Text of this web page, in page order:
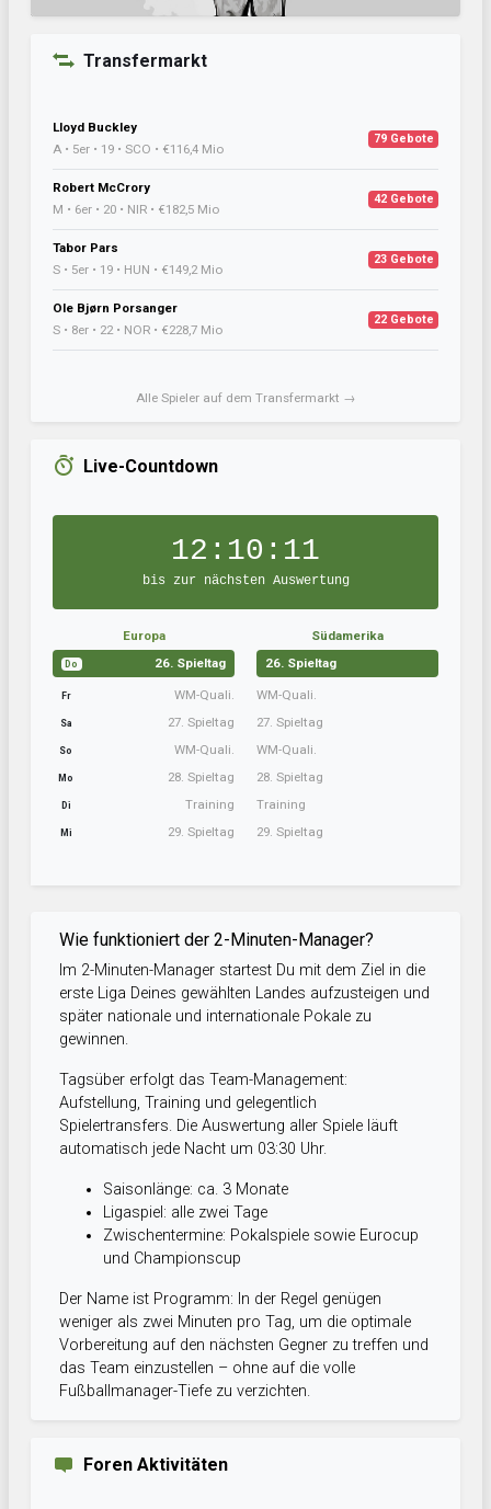
Transfermarkt
Lloyd Buckley
A • 5er • 19 • SCO • €116,4 Mio
79 Gebote
Robert McCrory
M • 6er • 20 • NIR • €182,5 Mio
42 Gebote
Tabor Pars
S • 5er • 19 • HUN • €149,2 Mio
23 Gebote
Ole Bjørn Porsanger
S • 8er • 22 • NOR • €228,7 Mio
22 Gebote
Alle Spieler auf dem Transfermarkt →
Live-Countdown
12:10:10
bis zur nächsten Auswertung
Europa
Do 26. Spieltag
Fr WM-Quali.
Sa 27. Spieltag
So WM-Quali.
Mo 28. Spieltag
Di Training
Mi 29. Spieltag
Südamerika
26. Spieltag
WM-Quali.
27. Spieltag
WM-Quali.
28. Spieltag
Training
29. Spieltag
Wie funktioniert der 2-Minuten-Manager?
Im 2-Minuten-Manager startest Du mit dem Ziel in die
erste Liga Deines gewählten Landes aufzusteigen und
später nationale und internationale Pokale zu
gewinnen.
Tagsüber erfolgt das Team-Management:
Aufstellung, Training und gelegentlich
Spielertransfers. Die Auswertung aller Spiele läuft
automatisch jede Nacht um 03:30 Uhr.
Saisonlänge: ca. 3 Monate
Ligaspiel: alle zwei Tage
Zwischentermine: Pokalspiele sowie Eurocup
und Championscup
Der Name ist Programm: In der Regel genügen
weniger als zwei Minuten pro Tag, um die optimale
Vorbereitung auf den nächsten Gegner zu treffen und
das Team einzustellen – ohne auf die volle
Fußballmanager-Tiefe zu verzichten.
Foren Aktivitäten